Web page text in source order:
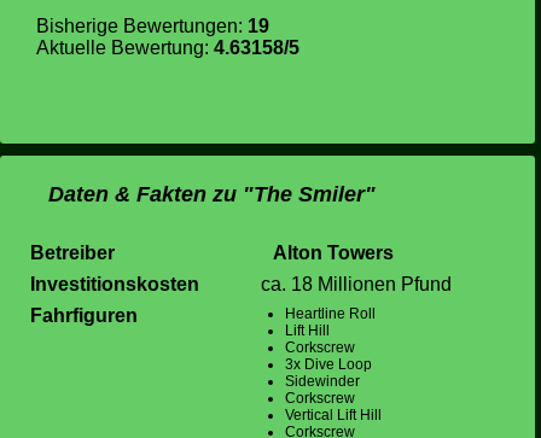
Bisherige Bewertungen: 19
Aktuelle Bewertung: 4.63158/5
Daten & Fakten zu "The Smiler"
Betreiber
Alton Towers
Investitionskosten
ca. 18 Millionen Pfund
Fahrfiguren
Heartline Roll
Lift Hill
Corkscrew
3x Dive Loop
Sidewinder
Corkscrew
Vertical Lift Hill
Corkscrew